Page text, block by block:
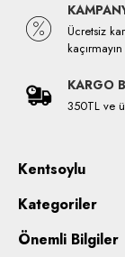
Ücretsiz
kaçırmayın
KARGO
350TL ve
Kentsoylu
Kategoriler
Önemli Bilgiler